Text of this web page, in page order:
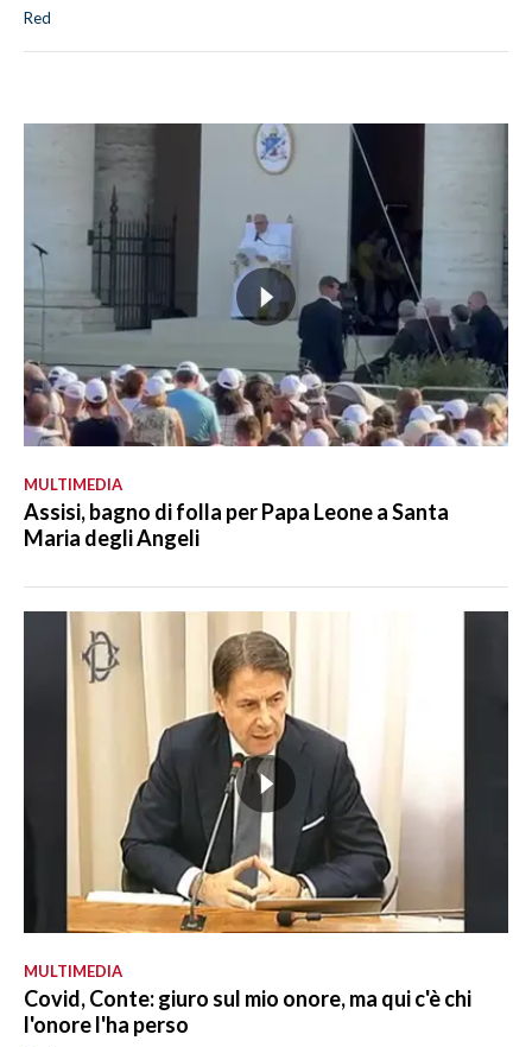
Red
MULTIMEDIA
Assisi, bagno di folla per Papa Leone a Santa
Maria degli Angeli
MULTIMEDIA
Covid, Conte: giuro sul mio onore, ma qui c'è chi
l'onore l'ha perso